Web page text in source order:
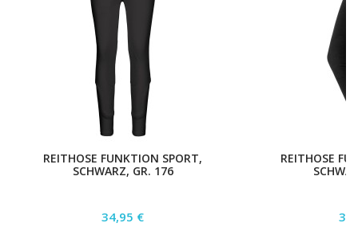
REITHOSE FUNKTION SPORT,
SCHWARZ, GR. 176
Preis
34,95 €
REITHOSE